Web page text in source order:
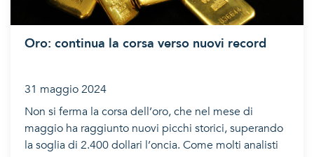
Oro: continua la corsa verso nuovi record
31 maggio 2024
Non si ferma la corsa dell’oro, che nel mese di
maggio ha raggiunto nuovi picchi storici, superando
la soglia di 2.400 dollari l’oncia. Come molti analisti